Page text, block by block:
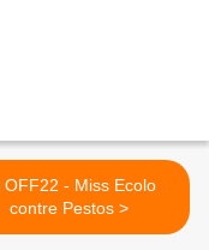
OFF22 - Miss Ecolo
contre Pestos >